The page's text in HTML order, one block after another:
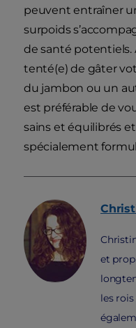
peuvent entraîner
surpoids
de santé potentiels.
tenté(e) de gâter
du jambon ou un
est préférable de
sains et équilibrés
spécialement
et
les